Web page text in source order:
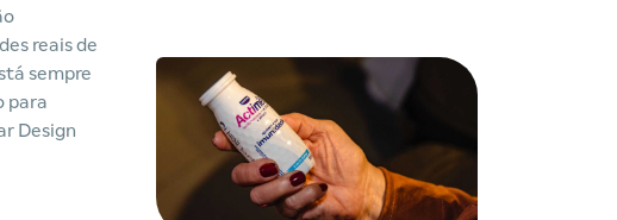
reais de
sempre
para
Design